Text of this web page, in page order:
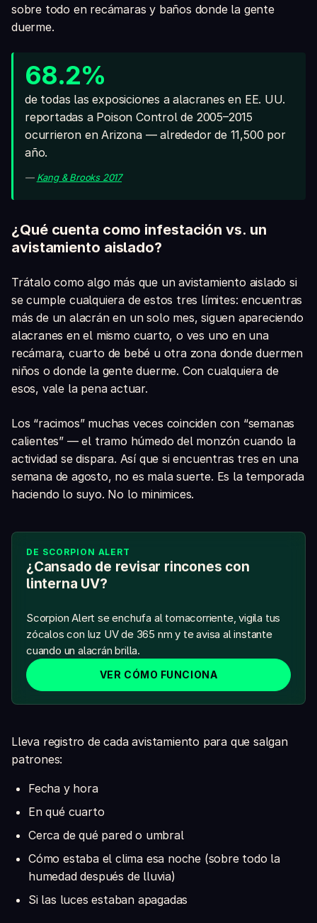
sobre todo en recámaras y baños donde la gente
duerme.
68.2%
de todas las exposiciones a alacranes en EE. UU.
reportadas a Poison Control de 2005–2015
ocurrieron en Arizona — alrededor de 11,500 por
año.
— Kang & Brooks 2017
¿Qué cuenta como infestación vs. un
avistamiento aislado?
Trátalo como algo más que un avistamiento aislado si
se cumple cualquiera de estos tres límites: encuentras
más de un alacrán en un solo mes, siguen apareciendo
alacranes en el mismo cuarto, o ves uno en una
recámara, cuarto de bebé u otra zona donde duermen
niños o donde la gente duerme. Con cualquiera de
esos, vale la pena actuar.
Los “racimos” muchas veces coinciden con “semanas
calientes” — el tramo húmedo del monzón cuando la
actividad se dispara. Así que si encuentras tres en una
semana de agosto, no es mala suerte. Es la temporada
haciendo lo suyo. No lo minimices.
DE SCORPION ALERT
¿Cansado de revisar rincones con
linterna UV?
Scorpion Alert se enchufa al tomacorriente, vigila tus
zócalos con luz UV de 365 nm y te avisa al instante
cuando un alacrán brilla.
VER CÓMO FUNCIONA
Lleva registro de cada avistamiento para que salgan
patrones:
Fecha y hora
En qué cuarto
Cerca de qué pared o umbral
Cómo estaba el clima esa noche (sobre todo la
humedad después de lluvia)
Si las luces estaban apagadas